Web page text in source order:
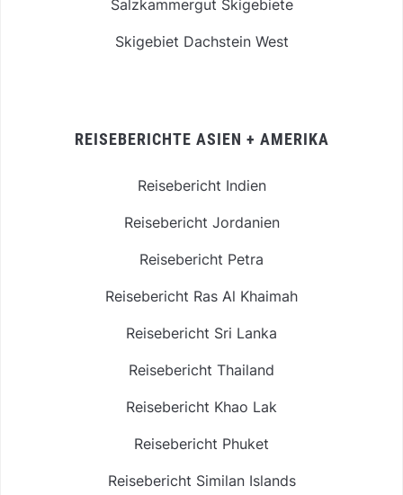
Salzkammergut Skigebiete
Skigebiet Dachstein West
REISEBERICHTE ASIEN + AMERIKA
Reisebericht Indien
Reisebericht Jordanien
Reisebericht Petra
Reisebericht Ras Al Khaimah
Reisebericht Sri Lanka
Reisebericht Thailand
Reisebericht Khao Lak
Reisebericht Phuket
Reisebericht Similan Islands